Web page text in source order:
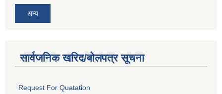
अन्य
सार्वजनिक खरिद/बोलपत्र सूचना
Request For Quatation